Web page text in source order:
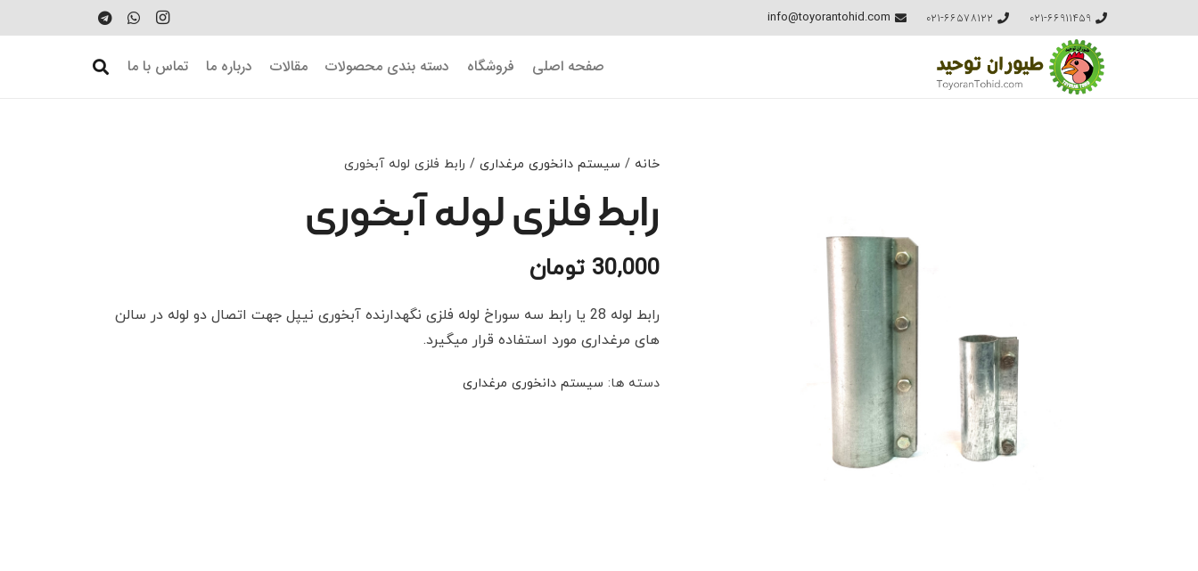
021-66911459
021-66578122
info@toyorantohid.com
صفحه اصلی فروشگاه دسته بندی محصولات مقالات درباره ما تماس با ما
خانه / سیستم دانخوری مرغداری/ رابط فلزی لوله آبخوری
رابط فلزی لوله آبخوری
30,000 تومان
رابط لوله 28 یا رابط سه سوراخ لوله فلزی نگهدارنده آبخوری نیپل جهت اتصال دو لوله در سالن
های مرغداری مورد استفاده قرار میگیرد.
دسته ها: سیستم دانخوری مرغداری